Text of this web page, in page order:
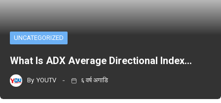
UNCATEGORIZED
What Is ADX Average Directional Index…
By YOUTV ६ वर्ष अगाडि